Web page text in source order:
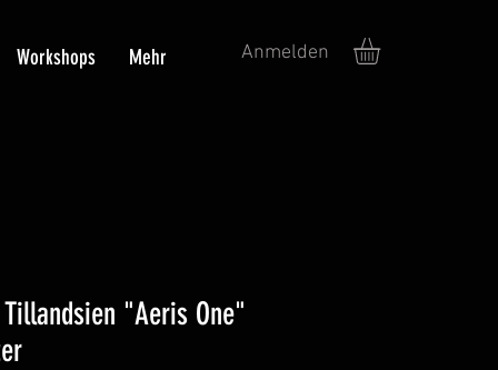
Workshops Mehr Anmelden
"Aeris One"